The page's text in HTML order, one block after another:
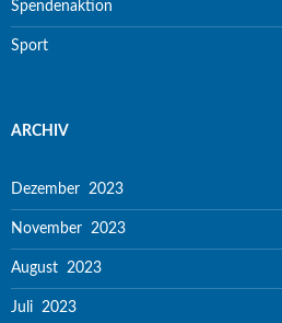
Spendenaktion
Sport
ARCHIV
Dezember 2023
November 2023
August 2023
Juli 2023